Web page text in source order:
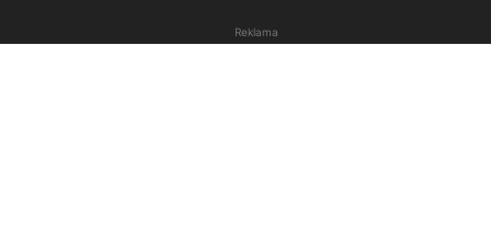
Reklama